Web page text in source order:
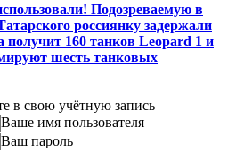
Подозреваемую в
россиянку задержали
получит 160 танков Leopard 1 и
шесть танковых
в свою учётную запись
Ваше имя пользователя
Ваш пароль